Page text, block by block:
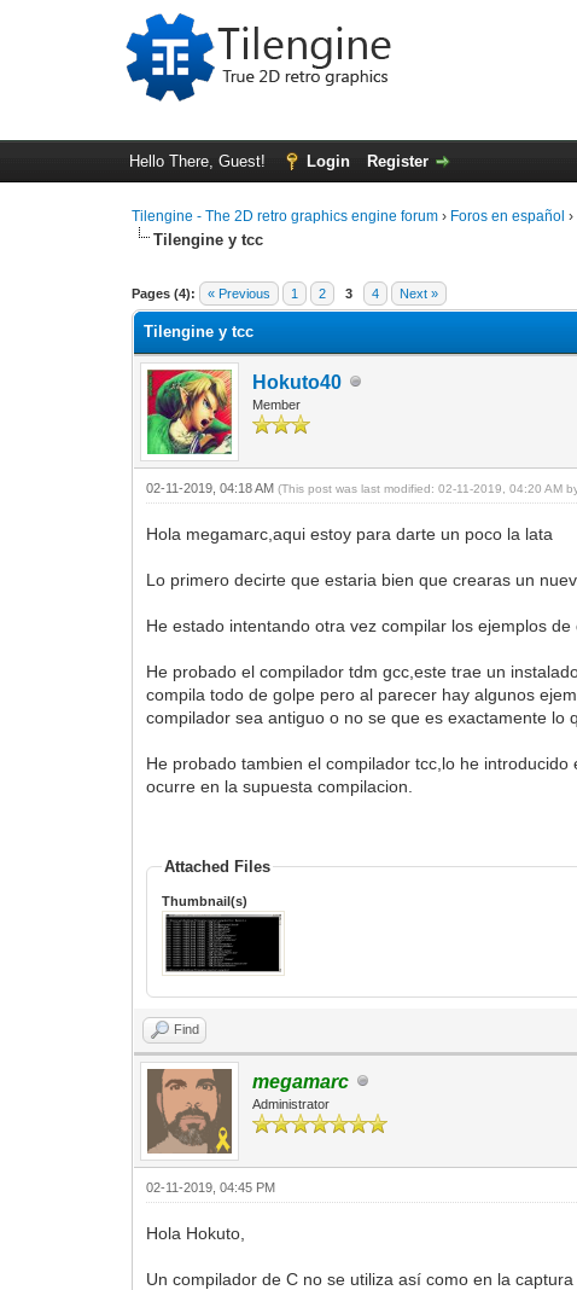
Hello There, Guest! Login Register
Tilengine - The 2D retro graphics engine forum › Foros en español ›
Tilengine y tcc
Pages (4): « Previous 1 2 3 4 Next »
0 Vote(s) - 0 Average
1
2
3
4
5
Tilengine y tcc
Hokuto40
Member
02-11-2019, 04:18 AM(This post was last modified: 02-11-2019, 04:20 AM
Hola megamarc,aqui estoy para darte un poco la lata
Lo primero decirte que estaria bien que crearas un
He estado intentando otra vez compilar los ejemplos
He probado el compilador tdm gcc,este trae un
compila todo de golpe pero al parecer hay algunos
compilador sea antiguo o no se que es exactamente lo
He probado tambien el compilador tcc,lo he
ocurre en la supuesta compilacion.
Attached Files
Thumbnail(s)
Find
megamarc
Administrator
02-11-2019, 04:45 PM
Hola Hokuto,
Un compilador de C no se utiliza así como en la